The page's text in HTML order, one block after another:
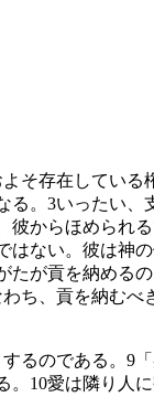
存在している
。 3いったい、
からほめられる
ない。彼は神
たが貢を納める
ち、貢を納む
るのである。 9
10愛は隣り人